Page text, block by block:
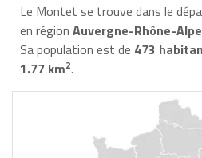
Le Montet se trouve dans le
en région Auvergne-Rhône-
Sa population est de 473
1.77 km2.